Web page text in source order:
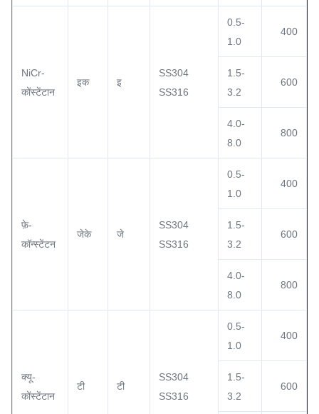
NiCr-
कोंस्टेंटान
इक इ
SS304
SS316
0.5-
1.0
400
1.5-
3.2
600
4.0-
8.0
800
फ़े-
कॉन्स्टेंटन
जेके जे
SS304
SS316
0.5-
1.0
400
1.5-
3.2
600
4.0-
8.0
800
क्यू-
कोंस्टेंटान
टी टी
SS304
SS316
0.5-
1.0
400
1.5-
3.2
600